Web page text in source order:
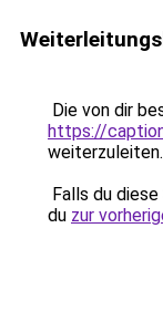
Die von dir
https://
weiterzuleiten.
Falls du
du zur